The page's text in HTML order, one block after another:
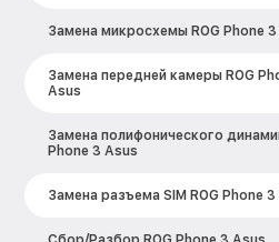
Замена микросхемы ROG Phone
Замена передней камеры ROG
Asus
Замена полифонического
Phone 3 Asus
Замена разъема SIM ROG Phone 3